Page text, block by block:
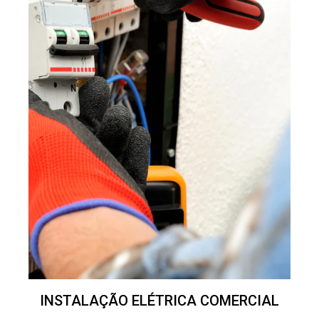
INSTALAÇÃO ELÉTRICA COMERCIAL